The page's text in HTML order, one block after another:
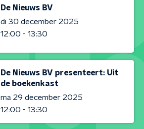
De Nieuws BV
di 30 december 2025
12:00 - 13:30
De Nieuws BV presenteert: Uit
de boekenkast
ma 29 december 2025
12:00 - 13:30